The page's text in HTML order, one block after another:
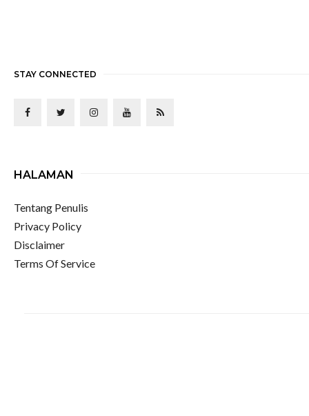
STAY CONNECTED
HALAMAN
Tentang Penulis
Privacy Policy
Disclaimer
Terms Of Service